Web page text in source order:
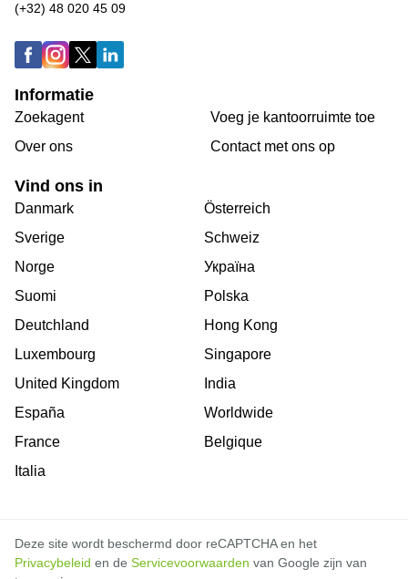
(+32) 48 020 45 09
Informatie
Zoekagent
Over ons
Voeg je kantoorruimte toe
Сontact met ons op
Vind ons in
Danmark
Sverige
Norge
Suomi
Deutchland
Luxembourg
United Kingdom
España
France
Italia
Österreich
Schweiz
Україна
Polska
Hong Kong
Singapore
India
Worldwide
Belgique
Deze site wordt beschermd door reCAPTCHA en het
Privacybeleid en de Servicevoorwaarden van Google zijn van